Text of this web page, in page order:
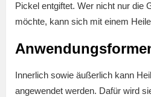
Pickel entgiftet. Wer nicht nur die
möchte, kann sich mit einem
Innerlich sowie äußerlich kann
angewendet werden. Dafür wird